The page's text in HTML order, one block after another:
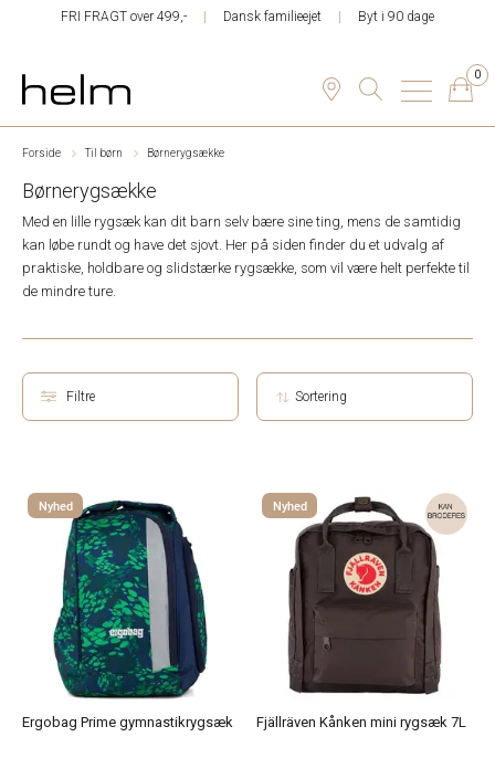
FRI FRAGT over 499,- Dansk familieejet Byt i 90 dage
0
Forside Til børn Børnerygsække
Børnerygsække
Med en lille rygsæk kan dit barn selv bære sine ting, mens de samtidig
kan løbe rundt og have det sjovt. Her på siden finder du et udvalg af
praktiske, holdbare og slidstærke rygsække, som vil være helt perfekte til
de mindre ture.
Filtre Sortering
Nyhed
Ergobag Prime gymnastikrygsæk
Nyhed
Fjällräven Kånken mini rygsæk 7L